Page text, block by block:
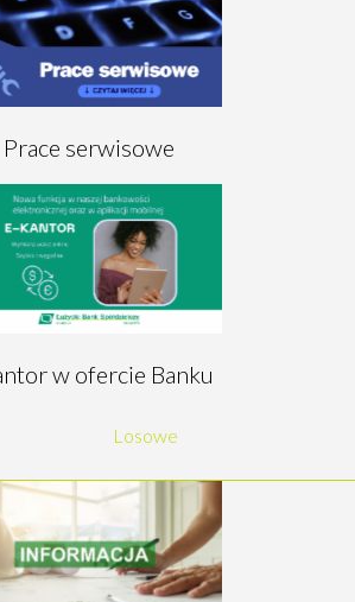
Prace serwisowe
w ofercie Banku
Losowe